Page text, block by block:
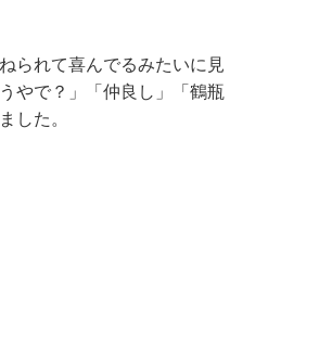
られて喜んでるみたいに見
やで？」「仲良し」「鶴瓶
した。